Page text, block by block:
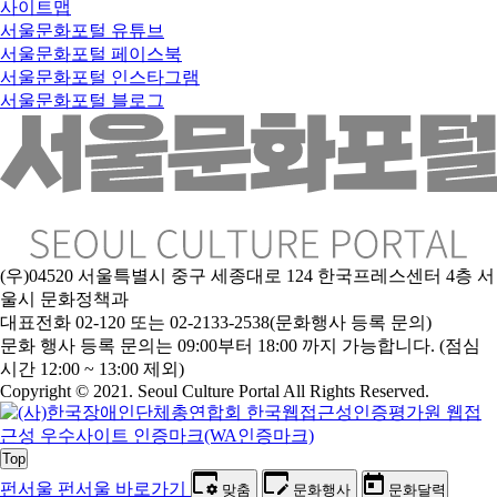
사이트맵
서울문화포털 유튜브
서울문화포털 페이스북
서울문화포털 인스타그램
서울문화포털 블로그
(우)04520 서울특별시 중구 세종대로 124 한국프레스센터 4층 서
울시 문화정책과
대표전화 02-120 또는 02-2133-2538(문화행사 등록 문의)
문화 행사 등록 문의는 09:00부터 18:00 까지 가능합니다. (점심
시간 12:00 ~ 13:00 제외)
Copyright © 2021. Seoul Culture Portal All Rights Reserved.
Top
펀서울 펀서울 바로가기 맞춤 문화행사 문화달력